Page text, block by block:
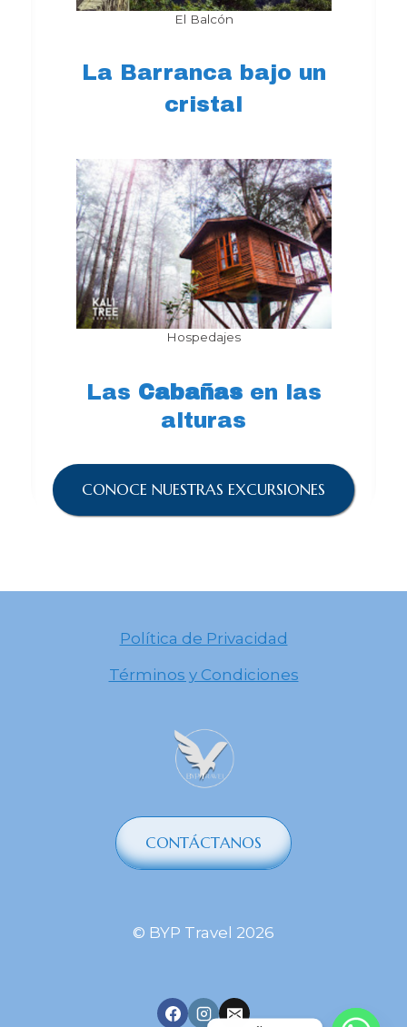
El Balcón
La Barranca bajo un
cristal
Hospedajes
Las Cabañasen las
alturas
CONOCE NUESTRAS EXCURSIONES
Política de Privacidad
Términos y Condiciones
CONTÁCTANOS
© BYP Travel 2026